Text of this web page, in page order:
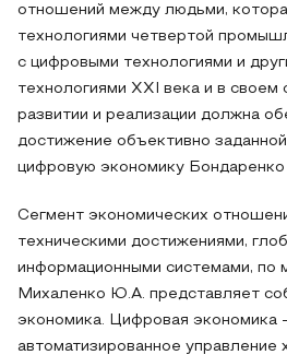
отношений между людьми,
технологиями четвертой
с цифровыми технологиями и
технологиями XXI века и в своем
развитии и реализации должна
достижение объективно
цифровую экономику
Сегмент экономических
техническими достижениями,
информационными системами, по
Михаленко Ю.А. представляет
экономика. Цифровая экономика
автоматизированное управление